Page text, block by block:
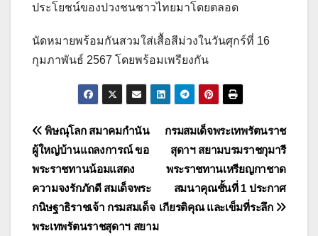
ประโยชน์ของปวงชนชาวไทยมาโดยตลอด
นัดหมายพร้อมกันสวมใส่เสื้อสีม่วงในวันศุกร์ที่ 16
กุมภาพันธ์ 2567 โดยพร้อมเพรียงกัน
แนะแนว
เรื่อง
กรมสมเด็จพระเทพรัตนราช
สุดาฯ สยามบรมราชกุมารี
พระราชทานเหรียญกาชาด
สมนาคุณชั้นที่ 1 ประกาศ
เกียรติคุณ และเข็มที่ระลึก
พิษณุโลก สมาคมกำนัน
ผู้ใหญ่บ้านแถลงการณ์ ขอ
พระราชทานน้อมแสดง
ความจงรักภักดี สมเด็จพระ
กนิษฐาธิราชเจ้า กรมสมเด็จ
พระเทพรัตนราชสุดาฯ สยาม